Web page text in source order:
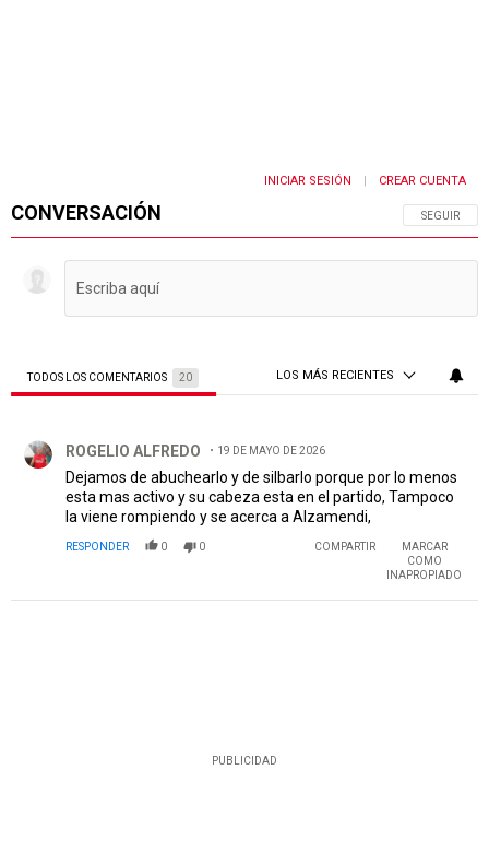
CONVERSACIÓN SIGA ESTA
SEGUIR
INICIAR SESIÓN CREAR CUENTA
TODOS LOS COMENTARIOS 20 LOS MÁS RECIENTES
ROGELIO ALFREDO 19 DE MAYO DE 2026
Dejamos de abuchearlo y de silbarlo porque por lo menos
esta mas activo y su cabeza esta en el partido, Tampoco
la viene rompiendo y se acerca a Alzamendi,
RESPONDER 0 0 COMPARTIR
MARCAR
COMO
INAPROPIADO
PUBLICIDAD